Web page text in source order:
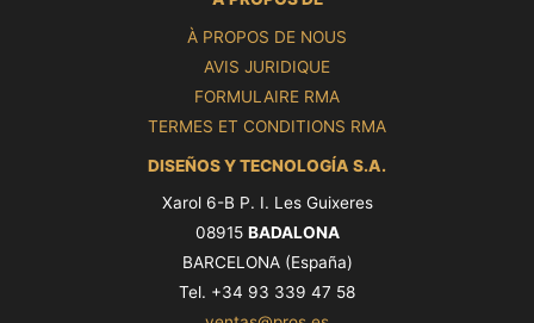
À PROPOS DE NOUS
AVIS JURIDIQUE
FORMULAIRE RMA
TERMES ET CONDITIONS RMA
DISEÑOS Y TECNOLOGÍA S.A.
Xarol 6-B P. I. Les Guixeres
08915 BADALONA
BARCELONA (España)
Tel. +34 93 339 47 58